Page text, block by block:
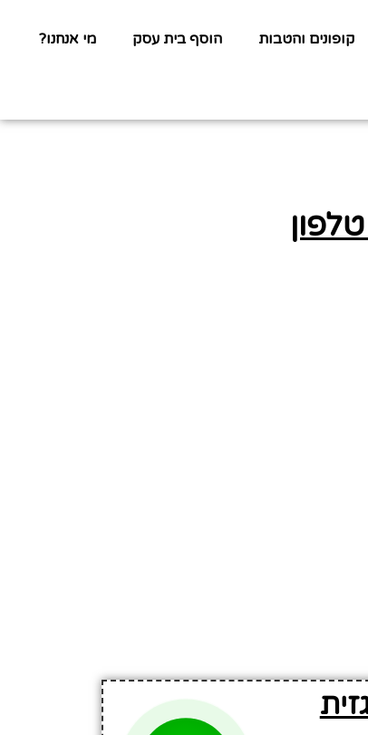
קופונים והטבות הוסף בית עסק מי אנחנו?